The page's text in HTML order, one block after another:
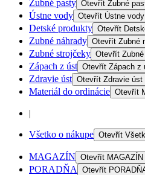
Zubné pasty Otevřít Zubné
Ústne vody Otevřít Ústne vody
Detské produkty Otevřít
Zubné náhrady Otevřít Zubné
Zubné strojčeky Otevřít
Zápach z úst Otevřít Zápach z
Zdravie úst Otevřít Zdravie úst
Materiál do ordinácie Otevřít
|
Všetko o nákupe Otevřít
MAGAZÍN Otevřít MAGAZÍN
PORADŇA Otevřít